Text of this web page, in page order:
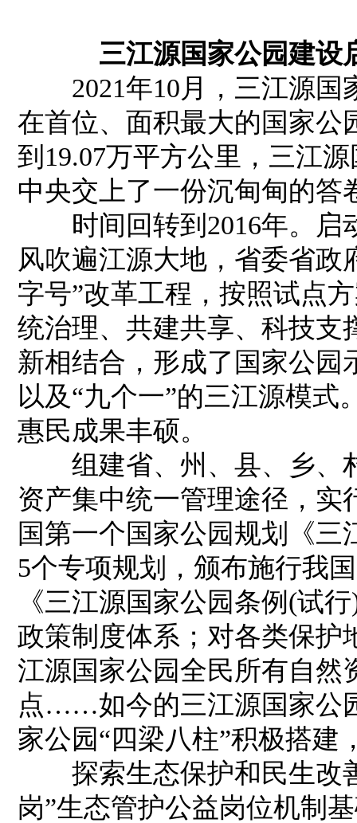
三江源国家公园建设
2021年10月，三江源国
在首位、面积最大的国家公
到19.07万平方公里，三江
中央交上了一份沉甸甸的答
时间回转到2016年。启
风吹遍江源大地，省委省政
字号”改革工程，按照试点
统治理、共建共享、科技支
新相结合，形成了国家公园
以及“九个一”的三江源模
惠民成果丰硕。
组建省、州、县、乡、
资产集中统一管理途径，实
国第一个国家公园规划《
5个专项规划，颁布施行我
《三江源国家公园条例(试
政策制度体系；对各类保护
江源国家公园全民所有自然
点……如今的三江源国家公
家公园“四梁八柱”积极搭建
探索生态保护和民生改
岗”生态管护公益岗位机制